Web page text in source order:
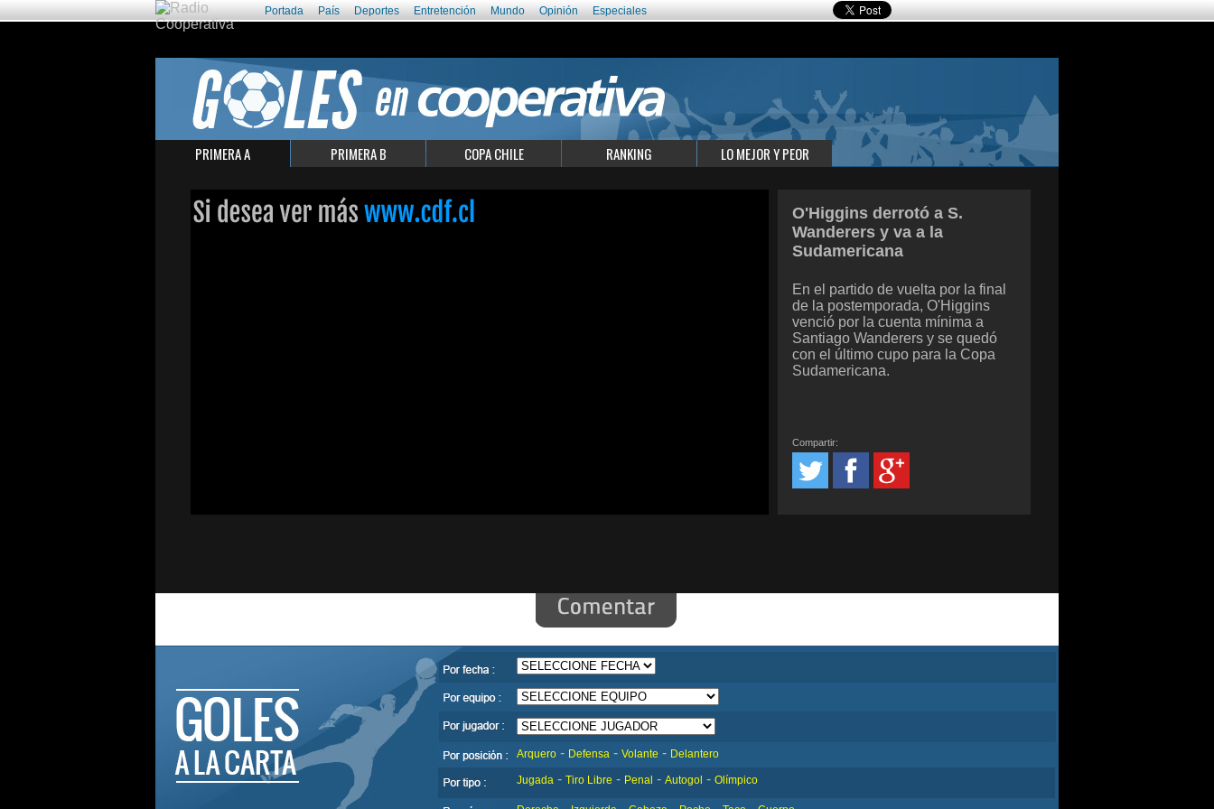
Portada País Deportes Entretención Mundo Opinión Especiales
PRIMERA A PRIMERA B COPA CHILE RANKING LO MEJOR Y PEOR
O'Higgins derrotó a S.
Wanderers y va a la
Sudamericana
En el partido de vuelta por la final
de la postemporada, O'Higgins
venció por la cuenta mínima a
Santiago Wanderers y se quedó
con el último cupo para la Copa
Sudamericana.
Compartir:
Arquero - Defensa - Volante - Delantero
Jugada - Tiro Libre - Penal - Autogol - Olímpico